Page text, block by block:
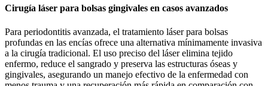
Cirugía láser para bolsas gingivales en casos avanzados
Para periodontitis avanzada, el tratamiento láser para bolsas
profundas en las encías ofrece una alternativa mínimamente invasiva
a la cirugía tradicional. El uso preciso del láser elimina tejido
enfermo, reduce el sangrado y preserva las estructuras óseas y
gingivales, asegurando un manejo efectivo de la enfermedad con